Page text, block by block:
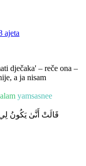
ajeta
dječaka' – reče ona –
a ja nisam
yamsasnee
قَالَتْ أَنَّىٰ يَكُونُ